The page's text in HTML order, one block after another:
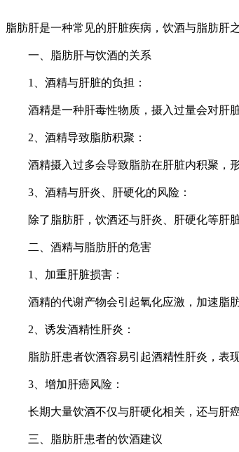
脂肪肝是一种常见的肝脏疾病，饮酒与脂肪肝
一、脂肪肝与饮酒的关系
1、酒精与肝脏的负担：
酒精是一种肝毒性物质，摄入过量会对肝脏
2、酒精导致脂肪积聚：
酒精摄入过多会导致脂肪在肝脏内积聚，形
3、酒精与肝炎、肝硬化的风险：
除了脂肪肝，饮酒还与肝炎、肝硬化等肝脏
二、酒精与脂肪肝的危害
1、加重肝脏损害：
酒精的代谢产物会引起氧化应激，加速脂肪
2、诱发酒精性肝炎：
脂肪肝患者饮酒容易引起酒精性肝炎，表现
3、增加肝癌风险：
长期大量饮酒不仅与肝硬化相关，还与肝癌
三、脂肪肝患者的饮酒建议